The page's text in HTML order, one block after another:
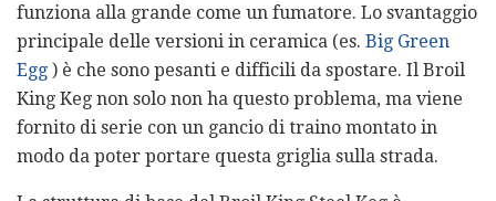
funziona alla grande come un fumatore. Lo svantaggio
principale delle versioni in ceramica (es. Big Green
Egg ) è che sono pesanti e difficili da spostare. Il Broil
King Keg non solo non ha questo problema, ma viene
fornito di serie con un gancio di traino montato in
modo da poter portare questa griglia sulla strada.